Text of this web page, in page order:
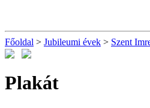
Főoldal > Jubileumi évek > Szent
Plakát